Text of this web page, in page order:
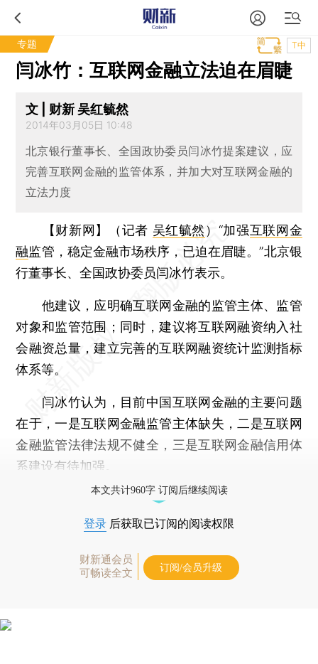
专题 T中
闫冰竹：互联网金融立法迫在眉睫
文 | 财新 吴红毓然
2014年03月05日 10:48
北京银行董事长、全国政协委员闫冰竹提案建议，应
完善互联网金融的监管体系，并加大对互联网金融的
立法力度
【财新网】（记者 吴红毓然） “加强互联网金
融监管，稳定金融市场秩序，已迫在眉睫。”北京银
行董事长、全国政协委员闫冰竹表示。
他建议，应明确互联网金融的监管主体、监管
对象和监管范围；同时，建议将互联网融资纳入社
会融资总量，建立完善的互联网融资统计监测指标
体系等。
闫冰竹认为，目前中国互联网金融的主要问题
在于，一是互联网金融监管主体缺失，二是互联网
金融监管法律法规不健全，三是互联网金融信用体
系建设有待加强。
本文共计960字 订阅后继续阅读
登录 后获取已订阅的阅读权限
财新通会员
可畅读全文
订阅/会员升级